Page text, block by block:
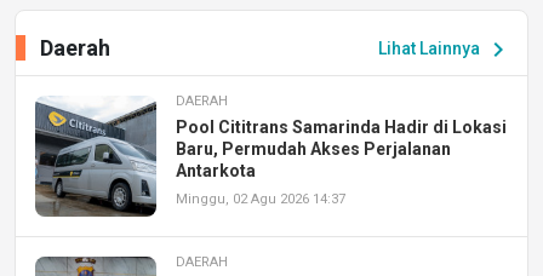
Lihat Lainnya chevron_right
Daerah
DAERAH
Pool Cititrans Samarinda Hadir di Lokasi
Baru, Permudah Akses Perjalanan
Antarkota
Minggu, 02 Agu 2026 14:37
DAERAH